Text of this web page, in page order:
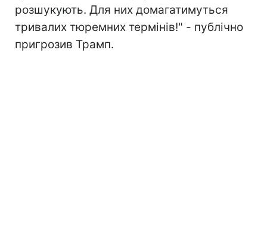
розшукують. Для них домагатимуться
тривалих тюремних термінів!" - публічно
пригрозив Трамп.